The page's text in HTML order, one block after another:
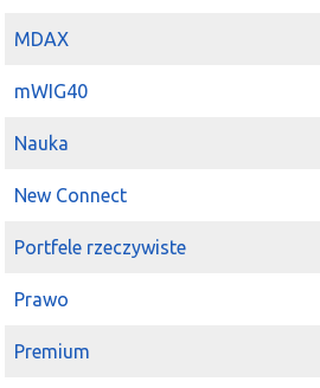
MDAX
mWIG40
Nauka
New Connect
Portfele rzeczywiste
Prawo
Premium